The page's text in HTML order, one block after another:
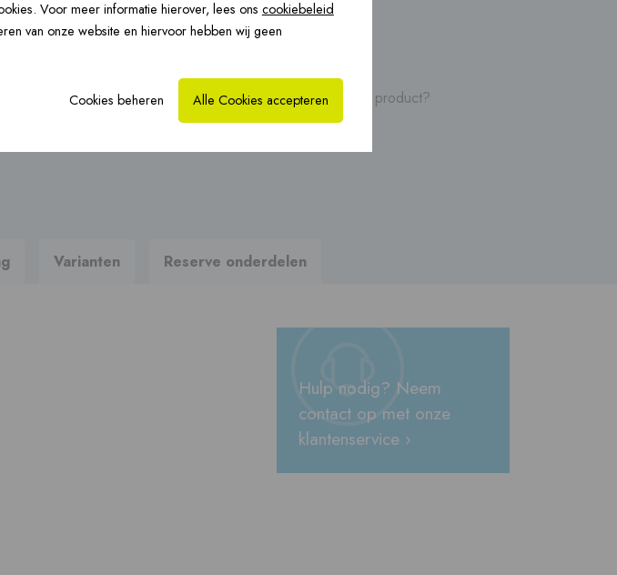
Vloerverwarming ›
Hybride oplossingen
›
Stel uw vraag
Op zoek naar brochures, handleidingen, video's van dit product?
Naar productondersteuning
Varianten Reserve onderdelen
Hulp nodig? Neem
contact op met onze
klantenservice ›
Voor meer informatie hierover, lees ons cookiebeleid
van onze website en hiervoor hebben wij geen
Cookies beheren Alle Cookies accepteren